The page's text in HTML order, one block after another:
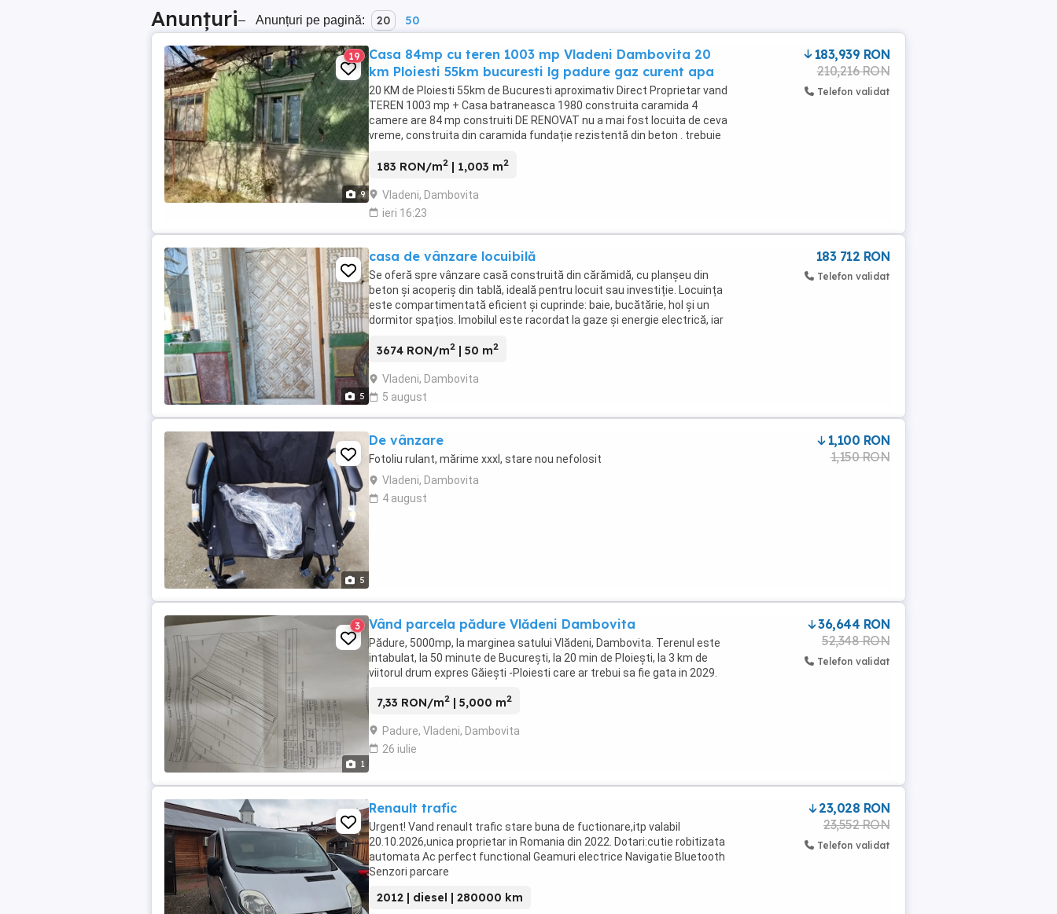
Anunțuri– Anunțuri pe pagină: 20 50
9
19
Casa 84mp cu teren 1003 mp Vladeni Dambovita 20
km Ploiesti 55km bucuresti lg padure gaz curent apa
20 KM de Ploiesti 55km de Bucuresti aproximativ Direct Proprietar vand
TEREN 1003 mp + Casa batraneasca 1980 construita caramida 4
camere are 84 mp construiti DE RENOVAT nu a mai fost locuita de ceva
vreme, construita din caramida fundație rezistentă din beton . trebuie
183 RON/m2 | 1,003 m2
Vladeni, Dambovita
ieri 16:23
183,939 RON
210,216 RON
Telefon validat
5
casa de vânzare locuibilă
Se oferă spre vânzare casă construită din cărămidă, cu planșeu din
beton și acoperiș din tablă, ideală pentru locuit sau investiție. Locuința
este compartimentată eficient și cuprinde: baie, bucătărie, hol și un
dormitor spațios. Imobilul este racordat la gaze și energie electrică, iar
3674 RON/m2 | 50 m2
Vladeni, Dambovita
5 august
183 712 RON
Telefon validat
5
De vânzare
Fotoliu rulant, mărime xxxl, stare nou nefolosit
Vladeni, Dambovita
4 august
1,100 RON
1,150 RON
1
3 Vând parcela pădure Vlădeni Dambovita
Pădure, 5000mp, la marginea satului Vlădeni, Dambovita. Terenul este
intabulat, la 50 minute de București, la 20 min de Ploiești, la 3 km de
viitorul drum expres Găiești -Ploiesti care ar trebui sa fie gata in 2029.
7,33 RON/m2 | 5,000 m2
Padure, Vladeni, Dambovita
26 iulie
36,644 RON
52,348 RON
Telefon validat
Renault trafic
Urgent! Vand renault trafic stare buna de fuctionare,itp valabil
20.10.2026,unica proprietar in Romania din 2022. Dotari:cutie robitizata
automata Ac perfect functional Geamuri electrice Navigatie Bluetooth
Senzori parcare
2012 | diesel | 280000 km
23,028 RON
23,552 RON
Telefon validat